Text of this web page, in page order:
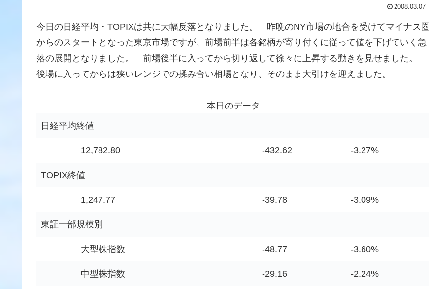
2008.03.07
今日の日経平均・TOPIXは共に大幅反落となりました。 昨晩のNY市場の地合を受けてマイナス圏
からのスタートとなった東京市場ですが、前場前半は各銘柄が寄り付くに従って値を下げていく急
落の展開となりました。 前場後半に入ってから切り返して徐々に上昇する動きを見せました。
後場に入ってからは狭いレンジでの揉み合い相場となり、そのまま大引けを迎えました。
本日のデータ
日経平均終値
12,782.80 -432.62 -3.27%
TOPIX終値
1,247.77 -39.78 -3.09%
東証一部規模別
大型株指数 -48.77 -3.60%
中型株指数 -29.16 -2.24%